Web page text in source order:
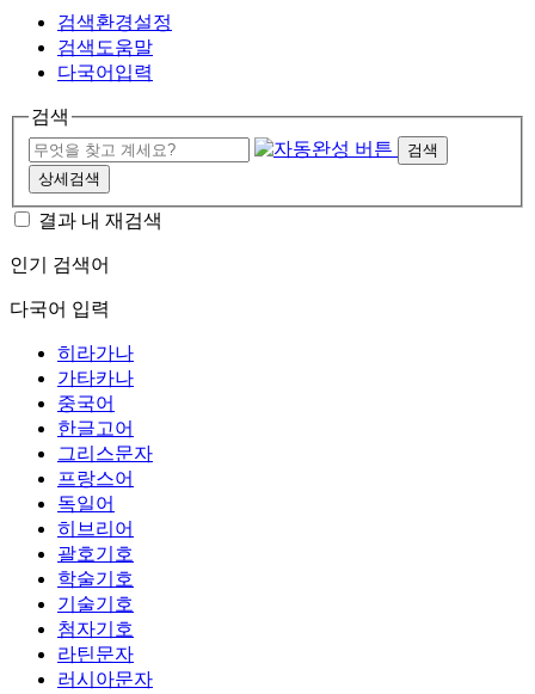
검색환경설정
검색도움말
다국어입력
검색
검색
상세검색
결과 내 재검색
인기 검색어
다국어 입력
히라가나
가타카나
중국어
한글고어
그리스문자
프랑스어
독일어
히브리어
괄호기호
학술기호
기술기호
첨자기호
라틴문자
러시아문자